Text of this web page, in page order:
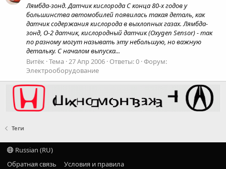
Лямбда-зонд. Датчик кислорода С конца 80-х годов у
большинства автомобилей появилась такая деталь, как
датчик содержания кислорода в выхлопных газах. Лямбда-
зонд, О-2 датчик, кислородный датчик (Oxygen Sensor) - так
по разному могут называть эту небольшую, но важную
детальку. С началом выпуска...
Витёк Тема 27 Апр 2006 Ответы: 0 Форум:
Электрооборудование
Теги
Russian (RU)
Обратная связь
Условия и правила